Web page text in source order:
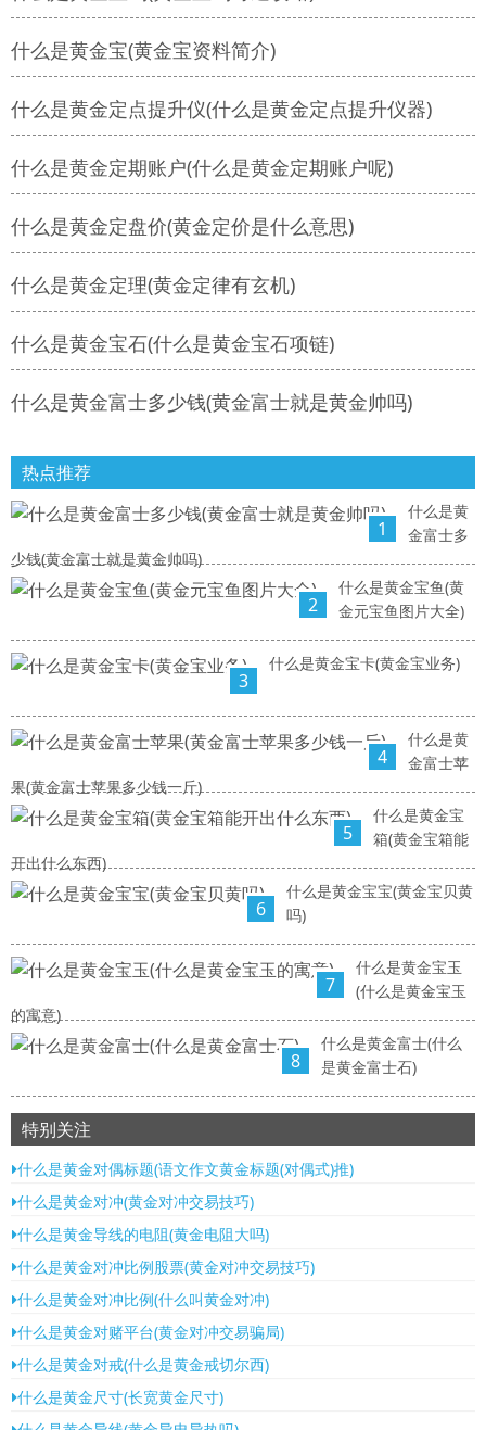
什么是黄金宝(黄金宝资料简介)
什么是黄金定点提升仪(什么是黄金定点提升仪器)
什么是黄金定期账户(什么是黄金定期账户呢)
什么是黄金定盘价(黄金定价是什么意思)
什么是黄金定理(黄金定律有玄机)
什么是黄金宝石(什么是黄金宝石项链)
什么是黄金富士多少钱(黄金富士就是黄金帅吗)
热点推荐
1
什么是黄
金富士多
少钱(黄金富士就是黄金帅吗)
2
什么是黄金宝鱼(黄
金元宝鱼图片大全)
3
什么是黄金宝卡(黄金宝业务)
4
什么是黄
金富士苹
果(黄金富士苹果多少钱一斤)
5
什么是黄金宝
箱(黄金宝箱能
开出什么东西)
6
什么是黄金宝宝(黄金宝贝黄
吗)
7
什么是黄金宝玉
(什么是黄金宝玉
的寓意)
8
什么是黄金富士(什么
是黄金富士石)
特别关注
什么是黄金对偶标题(语文作文黄金标题(对偶式)推)
什么是黄金对冲(黄金对冲交易技巧)
什么是黄金导线的电阻(黄金电阻大吗)
什么是黄金对冲比例股票(黄金对冲交易技巧)
什么是黄金对冲比例(什么叫黄金对冲)
什么是黄金对赌平台(黄金对冲交易骗局)
什么是黄金对戒(什么是黄金戒切尔西)
什么是黄金尺寸(长宽黄金尺寸)